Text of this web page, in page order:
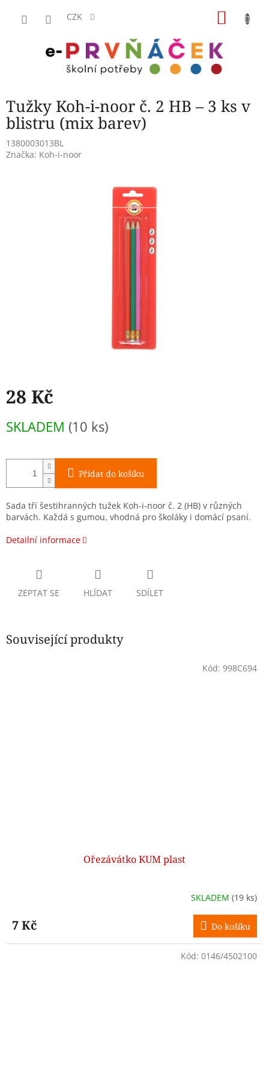
CZK
Tužky Koh-i-noor č. 2 HB – 3 ks v
blistru (mix barev)
1380003013BL
Značka: Koh-i-noor
28 Kč
cena:
SKLADEM (10 ks)
Přidat do košíku
Sada tří šestihranných tužek Koh-i-noor č. 2 (HB) v různých
barvách. Každá s gumou, vhodná pro školáky i domácí psaní.
Detailní informace
ZEPTAT SE HLÍDAT SDÍLET
Související produkty
Ořezávátko KUM plast
SKLADEM (19 ks)
7 Kč Do košíku
Kód: 998C694
Kód: 0146/4502100